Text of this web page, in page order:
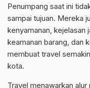
Penumpang saat ini
sampai tujuan. Mereka
kenyamanan, kejelasan
keamanan barang, dan
membuat travel
kota.
Travel menawarkan